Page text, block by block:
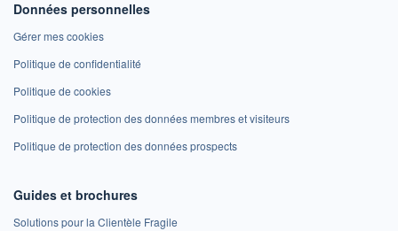
Données personnelles
Gérer mes cookies
Politique de confidentialité
Politique de cookies
Politique de protection des données membres et visiteurs
Politique de protection des données prospects
Guides et brochures
Solutions pour la Clientèle Fragile